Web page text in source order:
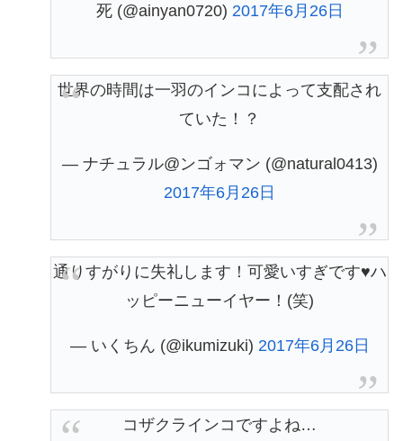
死 (@ainyan0720) 2017年6月26日
世界の時間は一羽のインコによって支配され
ていた！？
— ナチュラル@ンゴォマン (@natural0413)
2017年6月26日
通りすがりに失礼します！可愛いすぎです♥ハ
ッピーニューイヤー！(笑)
— いくちん (@ikumizuki) 2017年6月26日
コザクラインコですよね…